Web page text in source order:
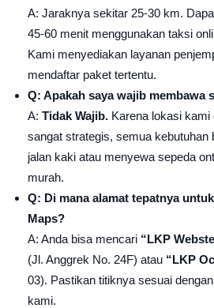
A: Jaraknya sekitar 25-30 km.
45-60 menit menggunakan taksi
Kami menyediakan layanan
mendaftar paket tertentu.
Q: Apakah saya wajib membawa
A: Tidak Wajib. Karena lokasi kami
sangat strategis, semua kebutuhan
jalan kaki atau menyewa sepeda
murah.
Q: Di mana alamat tepatnya
Maps?
A: Anda bisa mencari “LKP
(Jl. Anggrek No. 24F) atau “LKP
03). Pastikan titiknya sesuai
kami.